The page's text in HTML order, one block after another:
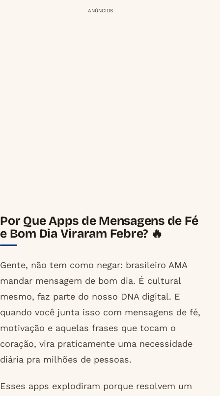
ANÚNCIOS
Por Que Apps de Mensagens de Fé
e Bom Dia Viraram Febre? 🔥
Gente, não tem como negar: brasileiro AMA
mandar mensagem de bom dia. É cultural
mesmo, faz parte do nosso DNA digital. E
quando você junta isso com mensagens de fé,
motivação e aquelas frases que tocam o
coração, vira praticamente uma necessidade
diária pra milhões de pessoas.
Esses apps explodiram porque resolvem um